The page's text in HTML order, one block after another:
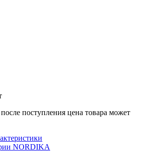
поступления цена товара может
NORDIKA